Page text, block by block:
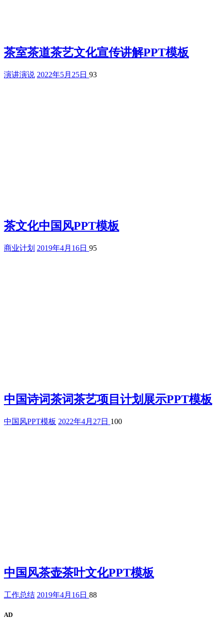
茶室茶道茶艺文化宣传讲解PPT模板
演讲演说 2022年5月25日 93
茶文化中国风PPT模板
商业计划 2019年4月16日 95
中国诗词茶词茶艺项目计划展示PPT模板
中国风PPT模板 2022年4月27日 100
中国风茶壶茶叶文化PPT模板
工作总结 2019年4月16日 88
AD